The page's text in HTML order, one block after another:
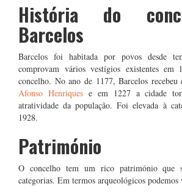
História do
Barcelos
Barcelos foi habitada por povos desde
comprovam vários vestígios existentes em
concelho. No ano de 1177, Barcelos
Afonso Henriquese em 1227 a cidade
atratividade da população. Foi elevada à
1928.
Património
O concelho tem um rico património que
categorias. Em termos arqueológicos podemos